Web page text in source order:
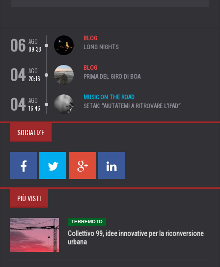
06 AGO
09:38
BLOG
LONG NIGHTS
04 AGO
20:16
BLOG
PRIMA DEL GIRO DI BOA
04 AGO
16:46
MUSIC ON THE ROAD
SETAK: “AIUTATEMI A RITROVARE L’IPAD”
SOCIALIZE
PIÙ VISTI
TERREMOTO
Collettivo 99, idee innovative per la riconversione
urbana